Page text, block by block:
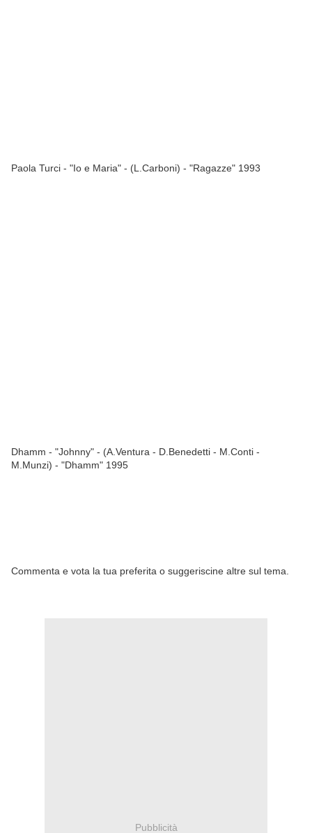
Paola Turci - "Io e Maria" - (L.Carboni) - "Ragazze" 1993
Dhamm - "Johnny" - (A.Ventura - D.Benedetti - M.Conti -
M.Munzi) - "Dhamm" 1995
Commenta e vota la tua preferita o suggeriscine altre sul tema.
Pubblicità